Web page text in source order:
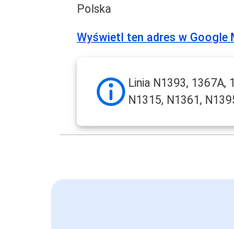
Polska
Wyświetl ten adres w Google
Linia N1393, 1367A,
N1315, N1361,